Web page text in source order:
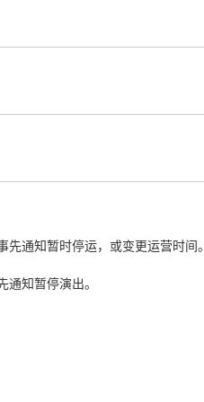
通知暂时停运，或变更运营时间。
知暂停演出。